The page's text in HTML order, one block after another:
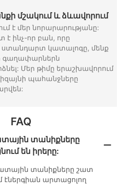
մշակում և ձևավորում
է մեր նորարարությանը:
է ինչ-որ բան, որը
ստանդարտ կատալոգը, մենք
գաղափարներն
Մեր թիմը երաշխավորում
պահանջները
FAQ
տանիքները
են իրերը:
տանիքները շատ
էներգիան արտացոլող